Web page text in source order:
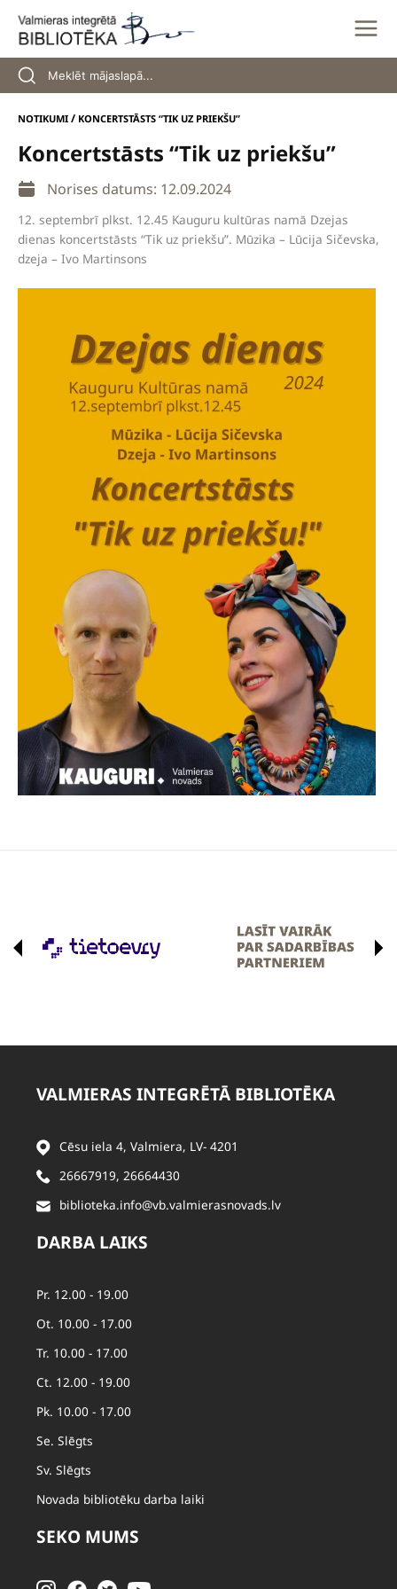
content
NOTIKUMI / KONCERTSTĀSTS “TIK UZ PRIEKŠU”
Koncertstāsts “Tik uz priekšu”
Norises datums: 12.09.2024
12. septembrī plkst. 12.45 Kauguru kultūras namā Dzejas
dienas koncertstāsts “Tik uz priekšu”. Mūzika – Lūcija Sičevska,
dzeja – Ivo Martinsons
VALMIERAS INTEGRĒTĀ BIBLIOTĒKA
Cēsu iela 4, Valmiera, LV- 4201
26667919, 26664430
biblioteka.info@vb.valmierasnovads.lv
DARBA LAIKS
Pr. 12.00 - 19.00
Ot. 10.00 - 17.00
Tr. 10.00 - 17.00
Ct. 12.00 - 19.00
Pk. 10.00 - 17.00
Se. Slēgts
Sv. Slēgts
Novada bibliotēku darba laiki
SEKO MUMS